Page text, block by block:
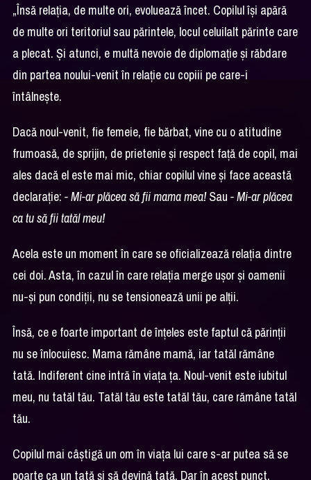
„Însă relația, de multe ori, evoluează încet. Copilul își apără
de multe ori teritoriul sau părintele, locul celuilalt părinte care
a plecat. Și atunci, e multă nevoie de diplomație și răbdare
din partea noului-venit în relație cu copiii pe care-i
întâlnește.
Dacă noul-venit, fie femeie, fie bărbat, vine cu o atitudine
frumoasă, de sprijin, de prietenie și respect față de copil, mai
ales dacă el este mai mic, chiar copilul vine și face această
declarație: - Mi-ar plăcea să fii mama mea!Sau-Mi-ar plăcea
ca tu să fii tatăl meu!
Acela este un moment în care se oficializează relația dintre
cei doi. Asta, în cazul în care relația merge ușor și oamenii
nu-și pun condiții, nu se tensionează unii pe alții.
Însă, ce e foarte important de înțeles este faptul că părinții
nu se înlocuiesc. Mama rămâne mamă, iar tatăl rămâne
tată. Indiferent cine intră în viața ța. Noul-venit este iubitul
meu, nu tatăl tău. Tatăl tău este tatăl tău, care rămâne tatăl
tău.
Copilul mai câștigă un om în viața lui care s-ar putea să se
poarte ca un tată și să devină tată. Dar în acest punct,